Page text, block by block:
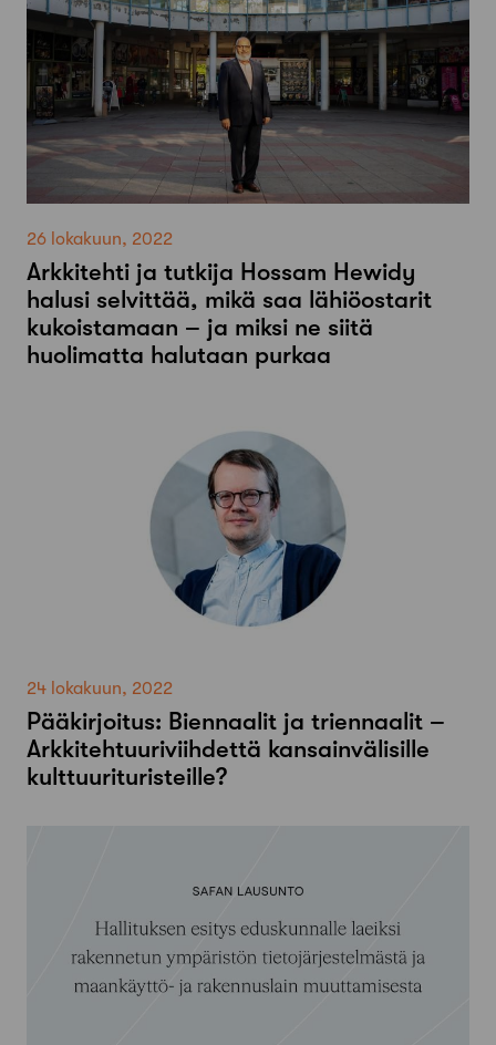
26 lokakuun, 2022
Arkkitehti ja tutkija Hossam Hewidy
halusi selvittää, mikä saa lähiöostarit
kukoistamaan – ja miksi ne siitä
huolimatta halutaan purkaa
24 lokakuun, 2022
Pääkirjoitus: Biennaalit ja triennaalit –
Arkkitehtuuriviihdettä kansainvälisille
kulttuurituristeille?